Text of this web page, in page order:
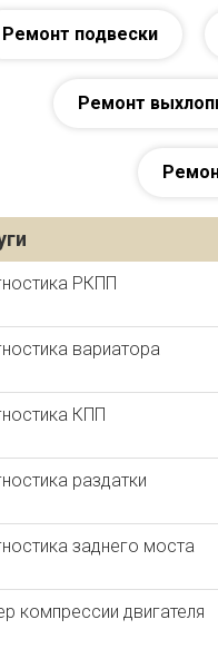
Ремонт подвески
Ремонт
РКПП
вариатора
КПП
раздатки
заднего моста
компрессии двигателя